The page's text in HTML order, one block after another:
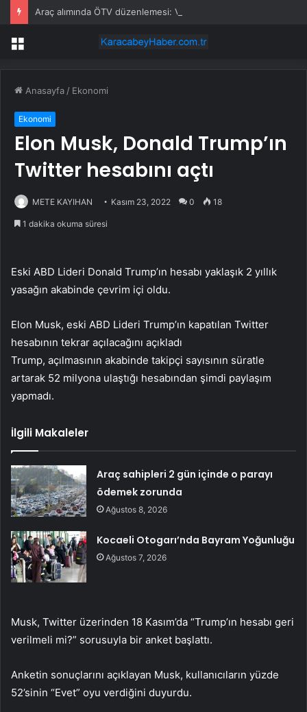
Menü
Anasayfa / Ekonomi
Ekonomi
Elon Musk, Donald Trump’ın
Twitter hesabını açtı
METE KAYIHAN Kasım 23, 2022 0 18
1 dakika okuma süresi
Eski ABD Lideri Donald Trump’ın hesabı yaklaşık 2 yıllık
yasağın akabinde çevrim içi oldu.
Elon Musk, eski ABD Lideri Trump’ın kapatılan Twitter
hesabının tekrar açılacağını açıkladı
Trump, açılmasının akabinde takipçi sayısının süratle
artarak 52 milyona ulaştığı hesabından şimdi paylaşım
yapmadı.
İlgili Makaleler
Araç sahipleri 2 gün içinde o parayı
ödemek zorunda
Ağustos 8, 2026
Kocaeli Otogarı’nda Bayram Yoğunluğu
Ağustos 7, 2026
Musk, Twitter üzerinden 18 Kasım’da “Trump’ın hesabı geri
verilmeli mi?” sorusuyla bir anket başlattı.
Anketin sonuçlarını açıklayan Musk, kullanıcıların yüzde
52’sinin “Evet” oyu verdiğini duyurdu.